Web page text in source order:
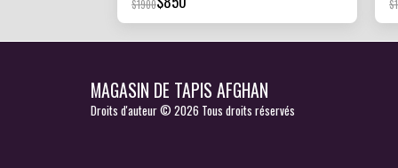
résistant et adapté à presque toutes les pièces
la main. Les photographies présentées sont
prises à la lumière d'une pièce intérieure sans
retouche pour montrer la beauté et l'éclat du
$1900 $
MAGASIN DE TAPIS AFGHAN
Droits d'auteur © 2026 Tous droits réservés